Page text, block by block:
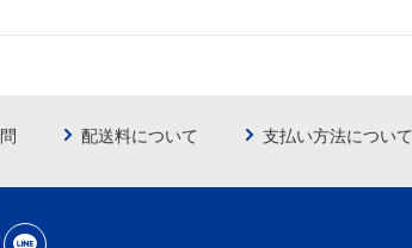
配送料について 支払い方法について